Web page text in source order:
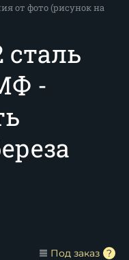
от фото (рисунок на
-
Под заказ